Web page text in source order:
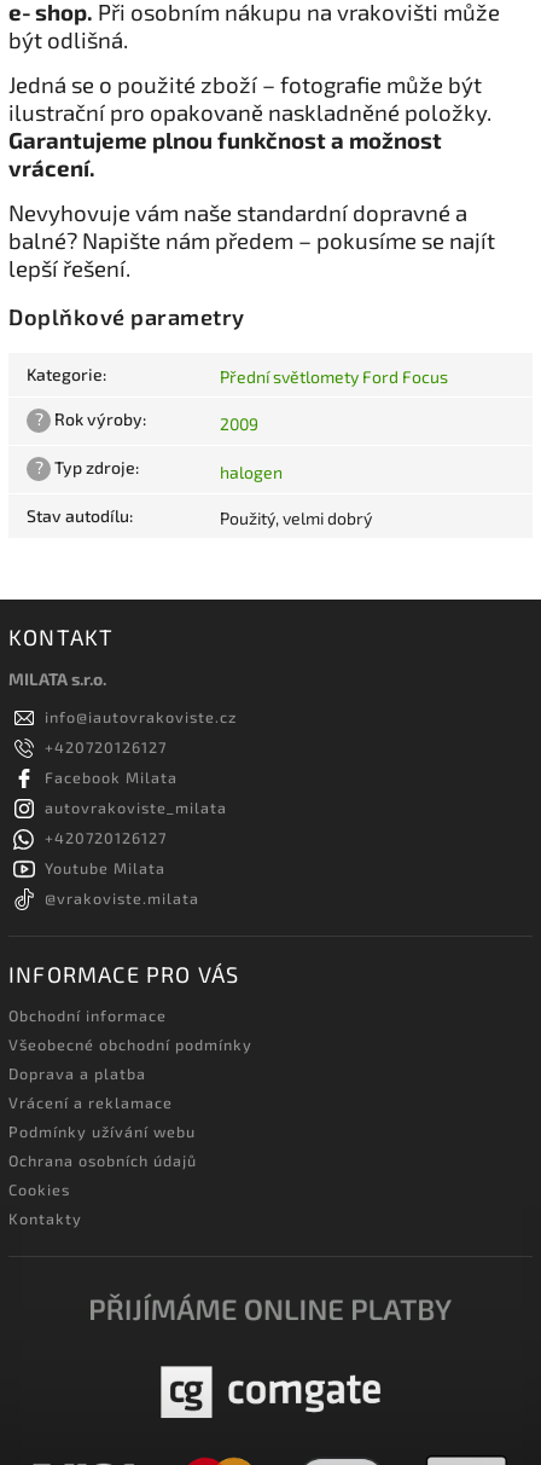
e‑shop. Při osobním nákupu na vrakovišti může
být odlišná.
Jedná se o použité zboží – fotografie může být
ilustrační pro opakovaně naskladněné položky.
Garantujeme plnou funkčnost a možnost
vrácení.
Nevyhovuje vám naše standardní dopravné a
balné? Napište nám předem – pokusíme se najít
lepší řešení.
Doplňkové parametry
Kategorie: Přední světlomety Ford Focus
? Rok výroby: 2009
? Typ zdroje: halogen
Stav autodílu: Použitý, velmi dobrý
KONTAKT
MILATA s.r.o.
info@iautovrakoviste.cz
+420720126127
Facebook Milata
autovrakoviste_milata
+420720126127
Youtube Milata
@vrakoviste.milata
INFORMACE PRO VÁS
Obchodní informace
Všeobecné obchodní podmínky
Doprava a platba
Vrácení a reklamace
Podmínky užívání webu
Ochrana osobních údajů
Cookies
Kontakty